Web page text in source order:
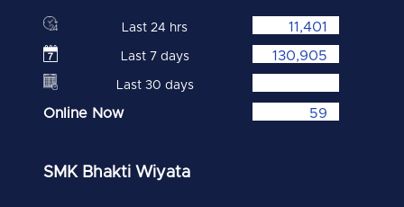
Last 24 hrs 11,401
Last 7 days 130,905
Last 30 days
Online Now 59
SMK Bhakti Wiyata